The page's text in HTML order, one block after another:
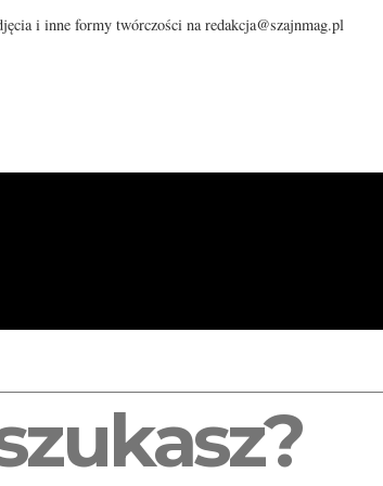
i inne formy twórczości na redakcja@szajnmag.pl